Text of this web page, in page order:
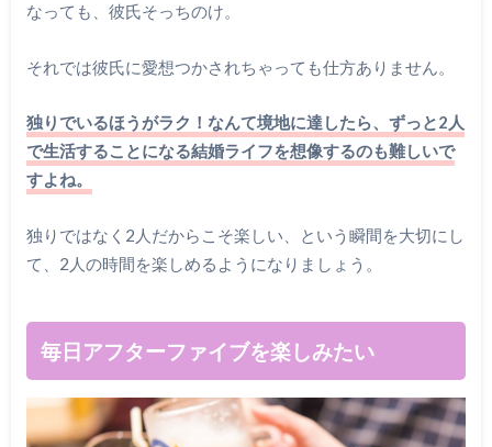
なっても、彼氏そっちのけ。
それでは彼氏に愛想つかされちゃっても仕方ありません。
独りでいるほうがラク！なんて境地に達したら、ずっと2人
で生活することになる結婚ライフを想像するのも難しいで
すよね。
独りではなく2人だからこそ楽しい、という瞬間を大切にし
て、2人の時間を楽しめるようになりましょう。
毎日アフターファイブを楽しみたい